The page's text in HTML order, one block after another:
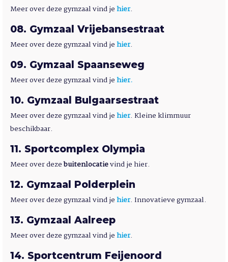
Meer over deze gymzaal vind jehier.
08 Gymzaal Vrijebansestraat
Meer over deze gymzaal vind jehier.
09 Gymzaal Spaanseweg
Meer over deze gymzaal vind jehier.
10 Gymzaal Bulgaarsestraat
Meer over deze gymzaal vind jehier. Kleine klimmuur
beschikbaar.
11 Sportcomplex Olympia
Meer over dezebuitenlocatievind je hier.
12 Gymzaal Polderplein
Meer over deze gymzaal vind jehier. Innovatieve gymzaal.
13 Gymzaal Aalreep
Meer over deze gymzaal vind jehier.
14 Sportcentrum Feijenoord